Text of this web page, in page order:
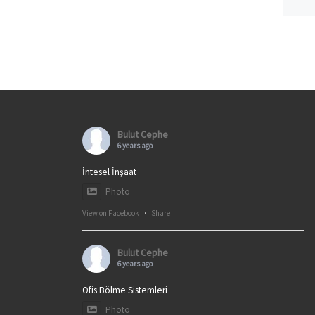
Bulut Cephe
6 years ago
İntesel İnşaat
Photo
View on Facebook · Share
Bulut Cephe
6 years ago
Ofis Bölme Sistemleri
Photo